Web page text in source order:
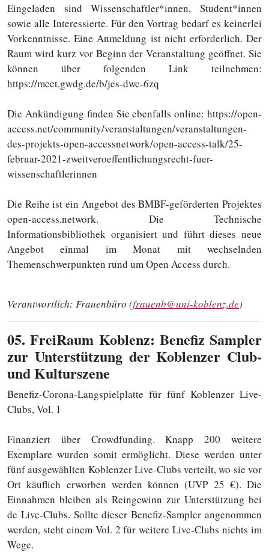
Eingeladen sind Wissenschaftler*innen, Student*innen
sowie alle Interessierte. Für den Vortrag bedarf es keinerlei
Vorkenntnisse. Eine Anmeldung ist nicht erforderlich. Der
Raum wird kurz vor Beginn der Veranstaltung geöffnet. Sie
können über folgenden Link teilnehmen:
https://meet.gwdg.de/b/jes-dwc-6zq
Die Ankündigung finden Sie ebenfalls online: https://open-
access.net/community/veranstaltungen/veranstaltungen-
des-projekts-open-accessnetwork/open-access-talk/25-
februar-2021-zweitveroeffentlichungsrecht-fuer-
wissenschaftlerinnen
Die Reihe ist ein Angebot des BMBF-geförderten Projektes
open-access.network. Die Technische
Informationsbibliothek organisiert und führt dieses neue
Angebot einmal im Monat mit wechselnden
Themenschwerpunkten rund um Open Access durch.
Verantwortlich: Frauenbüro (frauenb@uni-koblenz.de)
05. FreiRaum Koblenz: Benefiz Sampler
zur Unterstützung der Koblenzer Club-
und Kulturszene
Benefiz-Corona-Langspielplatte für fünf Koblenzer Live-
Clubs, Vol. 1
Finanziert über Crowdfunding. Knapp 200 weitere
Exemplare wurden somit ermöglicht. Diese werden unter
fünf ausgewählten Koblenzer Live-Clubs verteilt, wo sie vor
Ort käuflich erworben werden können (UVP 25 €). Die
Einnahmen bleiben als Reingewinn zur Unterstützung bei
de Live-Clubs. Sollte dieser Benefiz-Sampler angenommen
werden, steht einem Vol. 2 für weitere Live-Clubs nichts im
Wege.